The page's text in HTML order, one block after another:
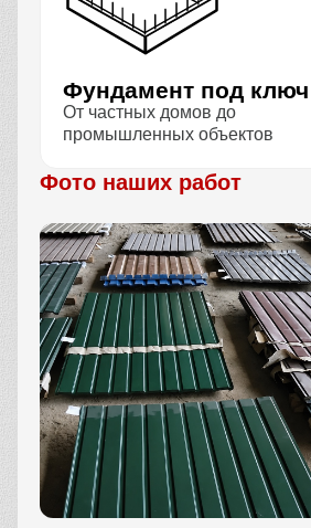
Фундамент под ключ
От частных домов до
промышленных объектов
Фото наших работ